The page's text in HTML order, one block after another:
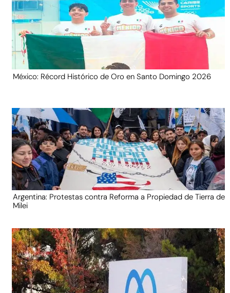
México: Récord Histórico de Oro en Santo Domingo 2026
Argentina: Protestas contra Reforma a Propiedad de Tierra de
Milei